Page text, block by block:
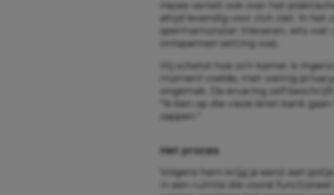
Hazes vertelt ook over het
altijd levendig voor zich ziet. In het
spermamonster inleveren, iets wat
ontspannen setting was.
Hij schetst hoe zo’n kamer is
moment voelde, met weinig
ongemak. De ervaring zelf
“Ik ben op die vieze leren bank
zappen.”
Het proces
Volgens hem krijg je eerst een
in een ruimte die vooral